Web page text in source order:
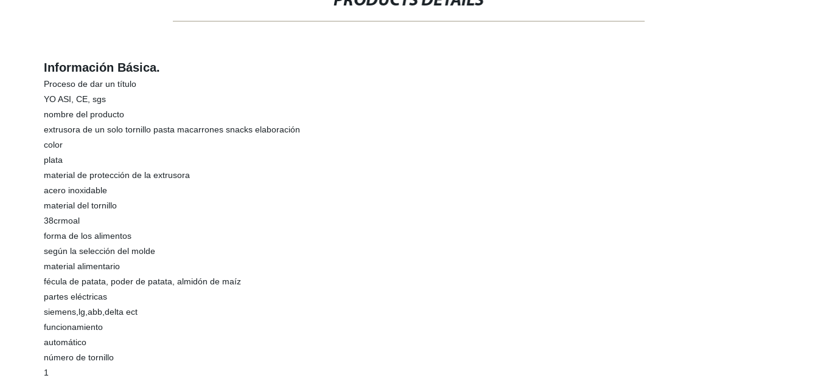
Información Básica.
Proceso de dar un título
YO ASI, CE, sgs
nombre del producto
extrusora de un solo tornillo pasta macarrones snacks elaboración
color
plata
material de protección de la extrusora
acero inoxidable
material del tornillo
38crmoal
forma de los alimentos
según la selección del molde
material alimentario
fécula de patata, poder de patata, almidón de maíz
partes eléctricas
siemens,lg,abb,delta ect
funcionamiento
automático
número de tornillo
1